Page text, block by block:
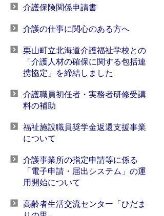
介護保険関係申請書
介護の仕事に関心のある方へ
栗山町立北海道介護福祉学校との
「介護人材の確保に関する包括連
携協定」を締結しました
介護職員初任者・実務者研修受講
料の補助
福祉施設職員奨学金返還支援事業
について
介護事業所の指定申請等に係る
「電子申請・届出システム」の運
用開始について
高齢者生活交流センター「ひだま